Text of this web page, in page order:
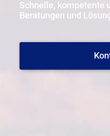
Schnelle, kompetente
Beratungen und